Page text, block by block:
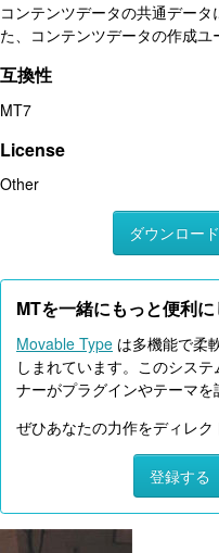
コンテンツデータの共通デー
た、コンテンツデータの作成ユ
互換性
MT7
License
Other
ダウンロード
MTを一緒にもっと便利
Movable Type は多機能で柔
しまれています。このシス
ナーがプラグインやテーマを
ぜひあなたの力作をディレ
登録する